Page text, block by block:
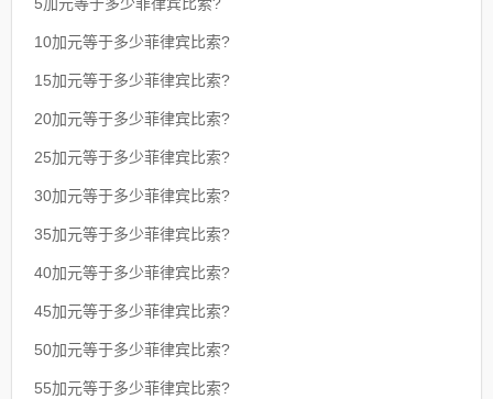
5加元等于多少菲律宾比索?
10加元等于多少菲律宾比索?
15加元等于多少菲律宾比索?
20加元等于多少菲律宾比索?
25加元等于多少菲律宾比索?
30加元等于多少菲律宾比索?
35加元等于多少菲律宾比索?
40加元等于多少菲律宾比索?
45加元等于多少菲律宾比索?
50加元等于多少菲律宾比索?
55加元等于多少菲律宾比索?